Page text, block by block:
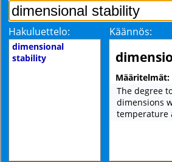
Hakuluettelo: Käännös:
dimensional
stability
Määritelmät:
The degree
dimensions
temperature